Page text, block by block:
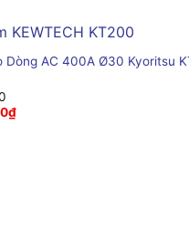
Dòng AC 400A Ø30 Kyoritsu
₫